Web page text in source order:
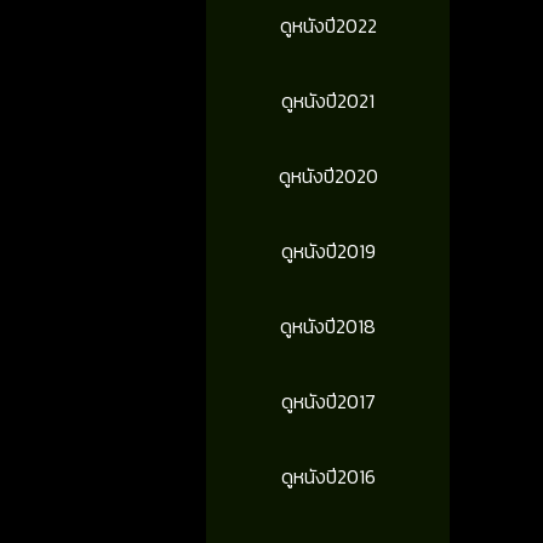
ดูหนังปี2022
ดูหนังปี2021
ดูหนังปี2020
ดูหนังปี2019
ดูหนังปี2018
ดูหนังปี2017
ดูหนังปี2016